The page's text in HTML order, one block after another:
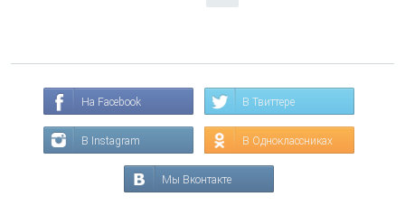
На Facebook В Твиттере
В Instagram В Одноклассниках
Мы Вконтакте